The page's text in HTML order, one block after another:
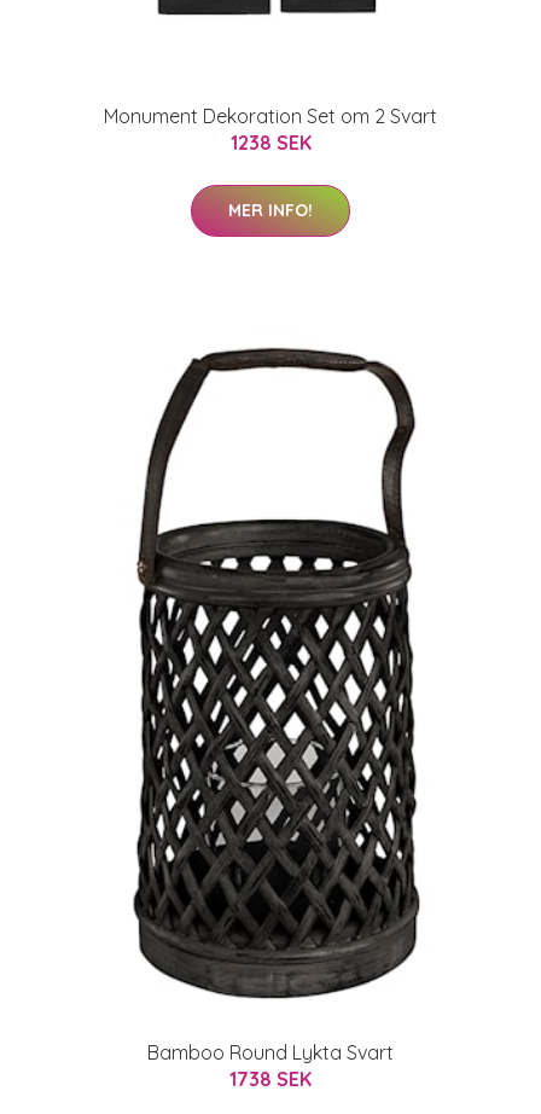
Monument Dekoration Set om 2 Svart
1238 SEK
MER INFO!
Bamboo Round Lykta Svart
1738 SEK